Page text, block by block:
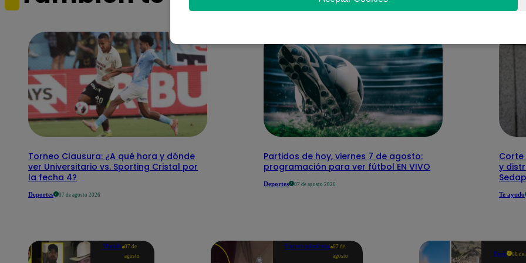
Torneo Clausura: ¿A qué hora y dónde
ver Universitario vs. Sporting Cristal por
la fecha 4?
Deportes 07 de agosto 2026
Partidos de hoy, viernes 7 de agosto:
programación para ver fútbol EN VIVO
Deportes 07 de agosto 2026
Corte
y
Te ayudo
Mundo 07 de
agosto
Entretenimiento 07 de
agosto
Perú 06 de